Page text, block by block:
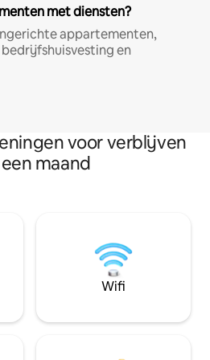
met diensten?
appartementen,
en
voor verblijven
maand
Wifi